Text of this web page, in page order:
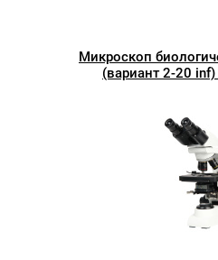
Микроскоп
(вариант 2-20